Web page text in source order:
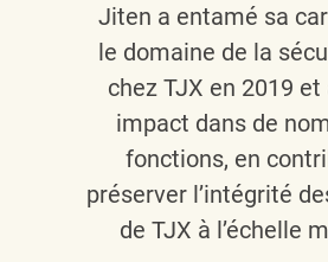
Jiten a entamé sa
le domaine de la
chez TJX en 2019 et
impact dans de
fonctions, en
préserver l’intégrité
de TJX à l’échelle